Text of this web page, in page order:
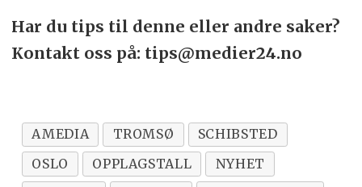
Har du tips til denne eller andre saker?
Kontakt oss på: tips@medier24.no
AMEDIA TROMSØ
SCHIBSTED
OSLO
OPPLAGSTALL
NYHET